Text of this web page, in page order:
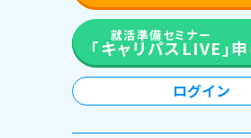
就活準備セミナー
「キャリパスLIVE」
ログイン